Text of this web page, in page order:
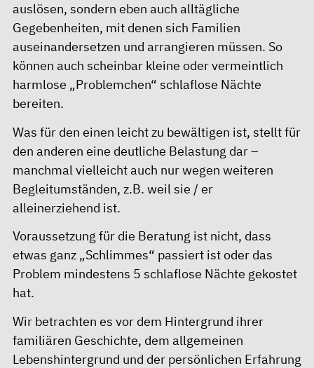
auslösen, sondern eben auch alltägliche
Gegebenheiten, mit denen sich Familien
auseinandersetzen und arrangieren müssen. So
können auch scheinbar kleine oder vermeintlich
harmlose „Problemchen“ schlaflose Nächte
bereiten.
Was für den einen leicht zu bewältigen ist, stellt für
den anderen eine deutliche Belastung dar –
manchmal vielleicht auch nur wegen weiteren
Begleitumständen, z.B. weil sie / er
alleinerziehend ist.
Voraussetzung für die Beratung ist nicht, dass
etwas ganz „Schlimmes“ passiert ist oder das
Problem mindestens 5 schlaflose Nächte gekostet
hat.
Wir betrachten es vor dem Hintergrund ihrer
familiären Geschichte, dem allgemeinen
Lebenshintergrund und der persönlichen Erfahrung